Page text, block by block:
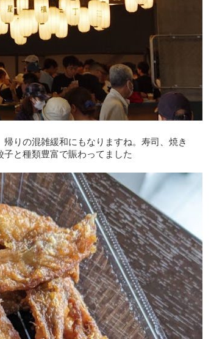
りの混雑緩和にもなりますね。寿司、焼き
と種類豊富で賑わってました